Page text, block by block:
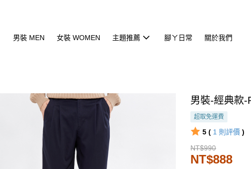
男裝 MEN 女裝 WOMEN 主題推薦 腳ㄚ日常 關於我們
男裝-經典款-
超取免運費
5 ( 1 則評價 )
NT$990
NT$888